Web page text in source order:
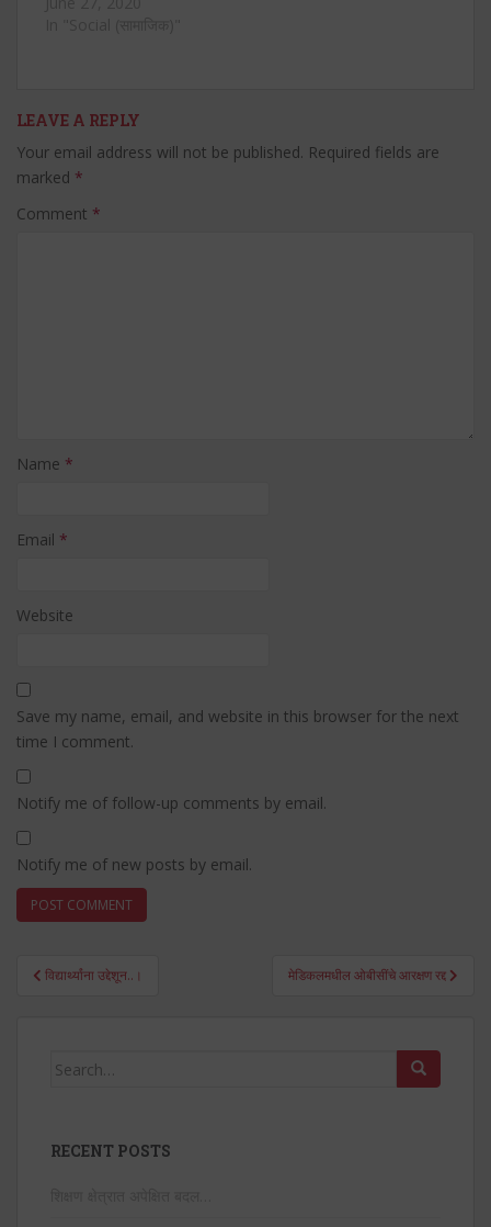
राज्यसत्ता, धर्मसत्ता आणि
लोकांच्या हातात राहिल्या आहेत.
हा विशिष्ट वर्ग वगळता इतर…
LEAVE A REPLY
Your email address will not be published. Required fields are
marked *
Comment *
Name *
Email *
Website
Save my name, email, and website in this browser for the next
time I comment.
Notify me of follow-up comments by email.
Notify me of new posts by email.
Post
विद्यार्थ्यांना उद्देशून..। मेडिकलमधील ओबीसींचे आरक्षण रद्द
Search
RECENT POSTS